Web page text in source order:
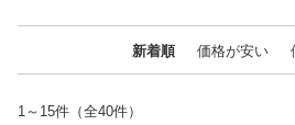
新着順 価格が安い
1～15件（全40件）